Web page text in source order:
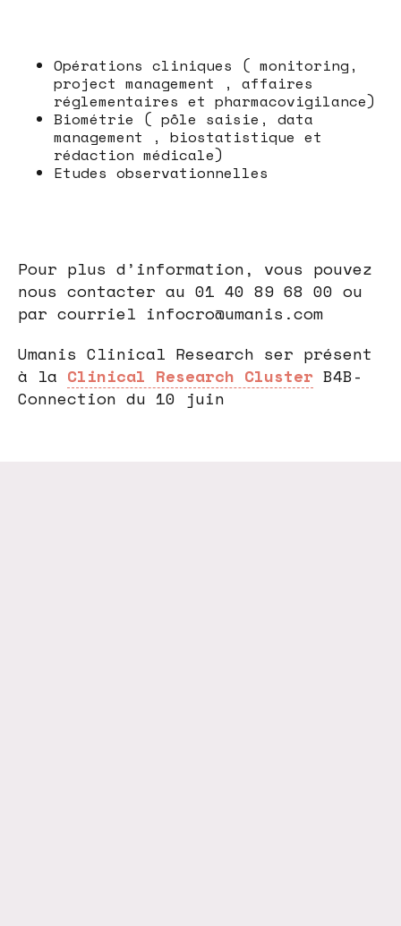
Opérations cliniques ( monitoring,
project management , affaires
réglementaires et pharmacovigilance)
Biométrie ( pôle saisie, data
management , biostatistique et
rédaction médicale)
Etudes observationnelles
Pour plus d’information, vous pouvez
nous contacter au 01 40 89 68 00 ou
par courriel infocro@umanis.com
Umanis Clinical Research ser présent
à la Clinical Research Cluster B4B-
Connection du 10 juin